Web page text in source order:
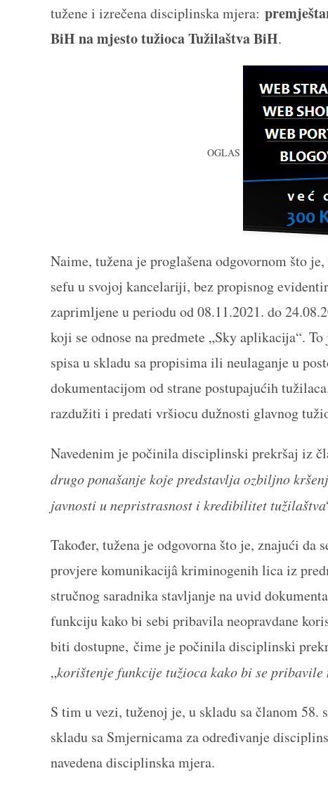
tužene i izrečena disciplinska mjera:
BiH na mjesto tužioca Tužilaštva BiH.
OGLAS
Naime, tužena je proglašena odgovornom što
sefu u svojoj kancelariji, bez propisnog
zaprimljene u periodu od 08.11.2021. do
koji se odnose na predmete „Sky aplikacija“.
spisa u skladu sa propisima ili neulaganje u
dokumentacijom od strane postupajućih
razdužiti i predati vršiocu dužnosti glavnog
Navedenim je počinila disciplinski prekršaj iz
drugo ponašanje koje predstavlja ozbiljno
javnosti u nepristrasnost i kredibilitet tužilaštva
Također, tužena je odgovorna što je, znajući da
provjere komunikacijâ kriminogenih lica iz
stručnog saradnika stavljanje na uvid
funkciju kako bi sebi pribavila neopravdane
biti dostupne, čime je počinila disciplinski
„korištenje funkcije tužioca kako bi se
S tim u vezi, tuženoj je, u skladu sa članom
skladu sa Smjernicama za određivanje
navedena disciplinska mjera.